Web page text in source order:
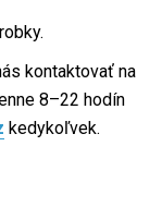
kontaktovať na
8–22 hodín
kedykoľvek.